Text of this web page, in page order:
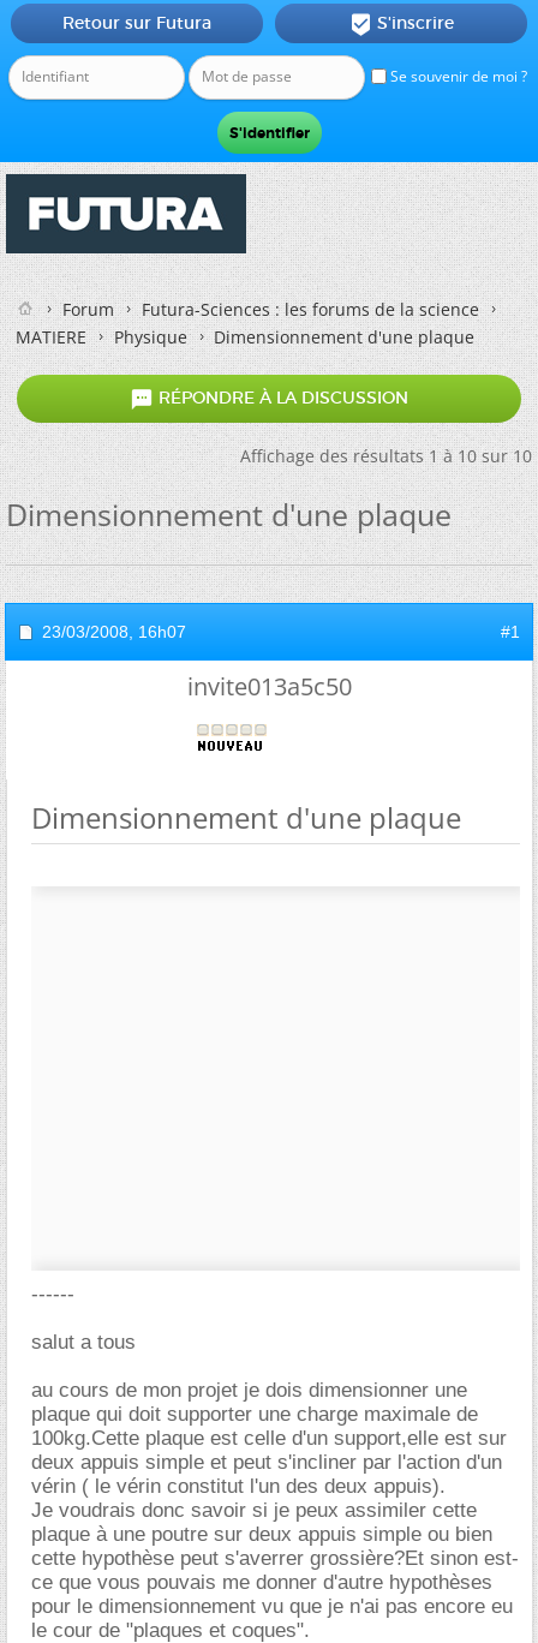
Se souvenir de moi ?
Retour sur Futura  S'inscrire
Forum
Futura-Sciences : les forums de la science
MATIERE
Physique Dimensionnement d'une plaque
 RÉPONDRE À LA DISCUSSION
Affichage des résultats 1 à 10 sur 10
Dimensionnement d'une plaque
23/03/2008, 16h07 #1
invite013a5c50
Dimensionnement d'une plaque
------
salut a tous
au cours de mon projet je dois dimensionner une
plaque qui doit supporter une charge maximale de
100kg.Cette plaque est celle d'un support,elle est sur
deux appuis simple et peut s'incliner par l'action d'un
vérin ( le vérin constitut l'un des deux appuis).
Je voudrais donc savoir si je peux assimiler cette
plaque à une poutre sur deux appuis simple ou bien
cette hypothèse peut s'averrer grossière?Et sinon est-
ce que vous pouvais me donner d'autre hypothèses
pour le dimensionnement vu que je n'ai pas encore eu
le cour de "plaques et coques".